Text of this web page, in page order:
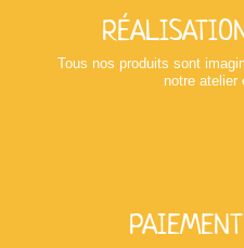
Tous nos produits sont
notre atelier